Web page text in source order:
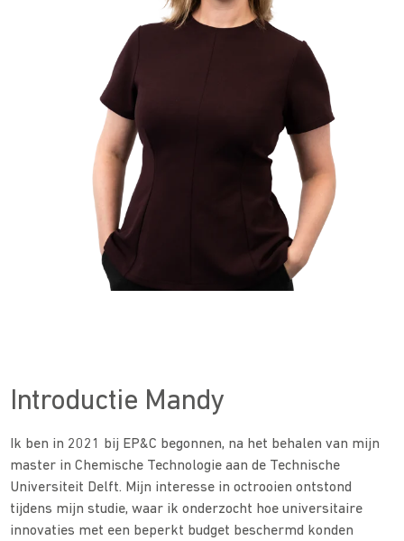
Introductie Mandy
Ik ben in 2021 bij EP&C begonnen, na het behalen van mijn
master in Chemische Technologie aan de Technische
Universiteit Delft. Mijn interesse in octrooien ontstond
tijdens mijn studie, waar ik onderzocht hoe universitaire
innovaties met een beperkt budget beschermd konden